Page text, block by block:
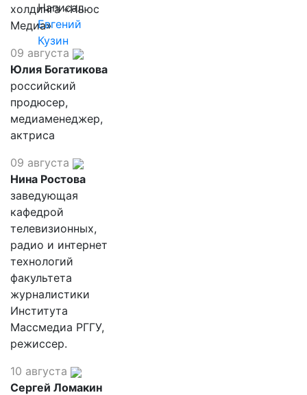
Написал
Евгений
Кузин
холдинга «Ньюс
Медиа»
09 августа
Юлия Богатикова
российский
продюсер,
медиаменеджер,
актриса
09 августа
Нина Ростова
заведующая
кафедрой
телевизионных,
радио и интернет
технологий
факультета
журналистики
Института
Массмедиа РГГУ,
режиссер.
10 августа
Сергей Ломакин